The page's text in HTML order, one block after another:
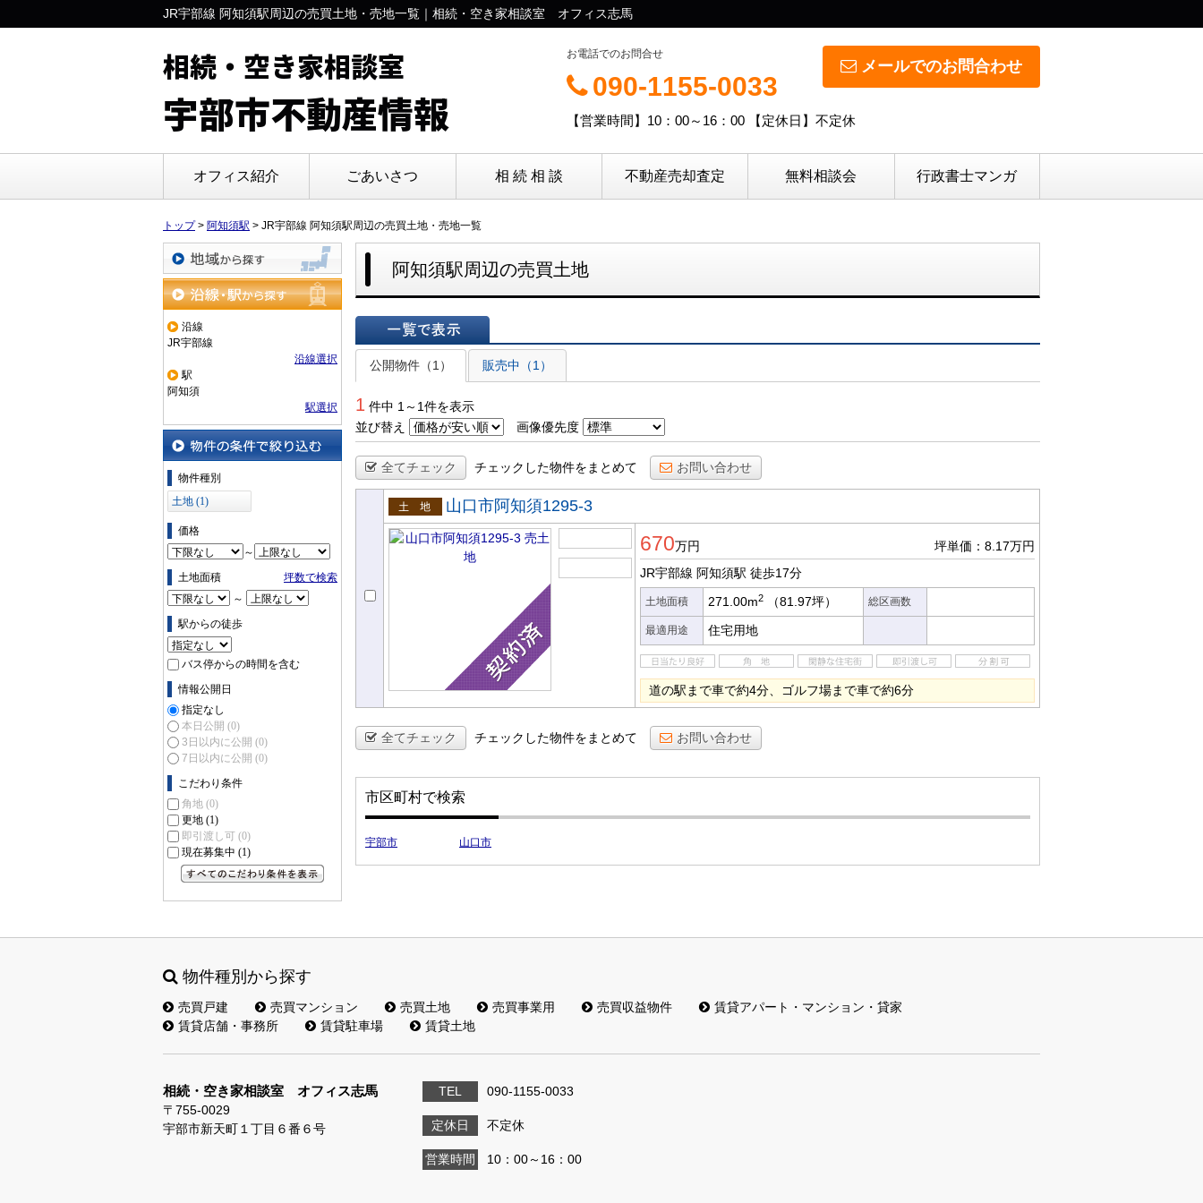
JR宇部線 阿知須駅周辺の売買土地・売地一覧｜相続・空き家相談室 オフィス志馬
相続・空き家相談室
宇部市不動産情報
メールでのお問合わせ
お電話でのお問合せ
090-1155-0033
【営業時間】10：00～16：00 【定休日】不定休
オフィス紹介 ごあいさつ 相 続 相 談 不動産売却査定 無料相談会 行政書士マンガ
トップ> 阿知須駅 > JR宇部線 阿知須駅周辺の売買土地・売地一覧
地域から探す
沿線・駅から探す
沿線
JR宇部線
沿線選択
駅
阿知須
駅選択
物件の条件で絞り込む
物件種別
土地 (1)
価格
～
土地面積
坪数で検索
～
駅からの徒歩
バス停からの時間を含む
情報公開日
指定なし
本日公開 (0)
3日以内に公開 (0)
7日以内に公開 (0)
こだわり条件
角地 (0)
更地 (1)
即引渡し可 (0)
現在募集中 (1)
阿知須駅周辺の売買土地
一覧で表示
公開物件（1）
販売中（1）
1 件中 1～1件を表示
並び替え
画像優先度
全てチェック チェックした物件をまとめて お問い合わせ
売土地
山口市阿知須1295-3
670万円
坪単価：8.17万円
JR宇部線 阿知須駅 徒歩17分
土地面積 271.00m2 （81.97坪） 総区画数
最適用途 住宅用地
道の駅まで車で約4分、ゴルフ場まで車で約6分
全てチェック チェックした物件をまとめて お問い合わせ
市区町村で検索
宇部市 山口市
物件種別から探す
売買戸建 売買マンション 売買土地 売買事業用 売買収益物件
賃貸アパート・マンション・貸家
賃貸店舗・事務所
賃貸駐車場 賃貸土地
相続・空き家相談室 オフィス志馬
〒755-0029
宇部市新天町１丁目６番６号
TEL 090-1155-0033
定休日 不定休
営業時間 10：00～16：00